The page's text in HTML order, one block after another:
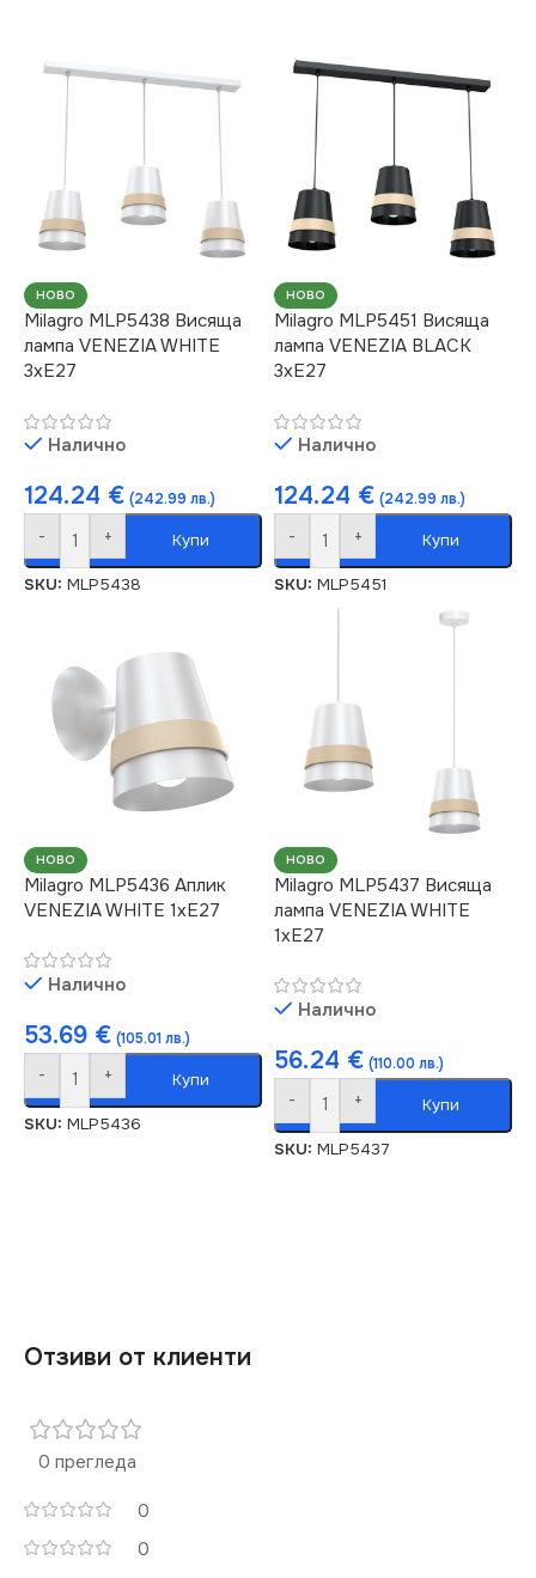
НОВО
Milagro MLP5438 Висяща
лампа VENEZIA WHITE
3xE27
Налично
124.24 € (242.99 лв.)
- + Купи
SKU: MLP5438
НОВО
Milagro MLP5451 Висяща
лампа VENEZIA BLACK
3xE27
Налично
124.24 € (242.99 лв.)
- + Купи
SKU: MLP5451
НОВО
Milagro MLP5436 Аплик
VENEZIA WHITE 1xE27
Налично
53.69 € (105.01 лв.)
- + Купи
SKU: MLP5436
НОВО
Milagro MLP5437 Висяща
лампа VENEZIA WHITE
1xE27
Налично
56.24 € (110.00 лв.)
- + Купи
SKU: MLP5437
Отзиви от клиенти
0 прегледа
0
0